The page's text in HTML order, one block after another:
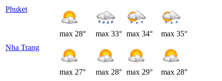
Phuket
Nha Trang
max 28° max 33° max 34° max 35°
max 27° max 28° max 29° max 28°